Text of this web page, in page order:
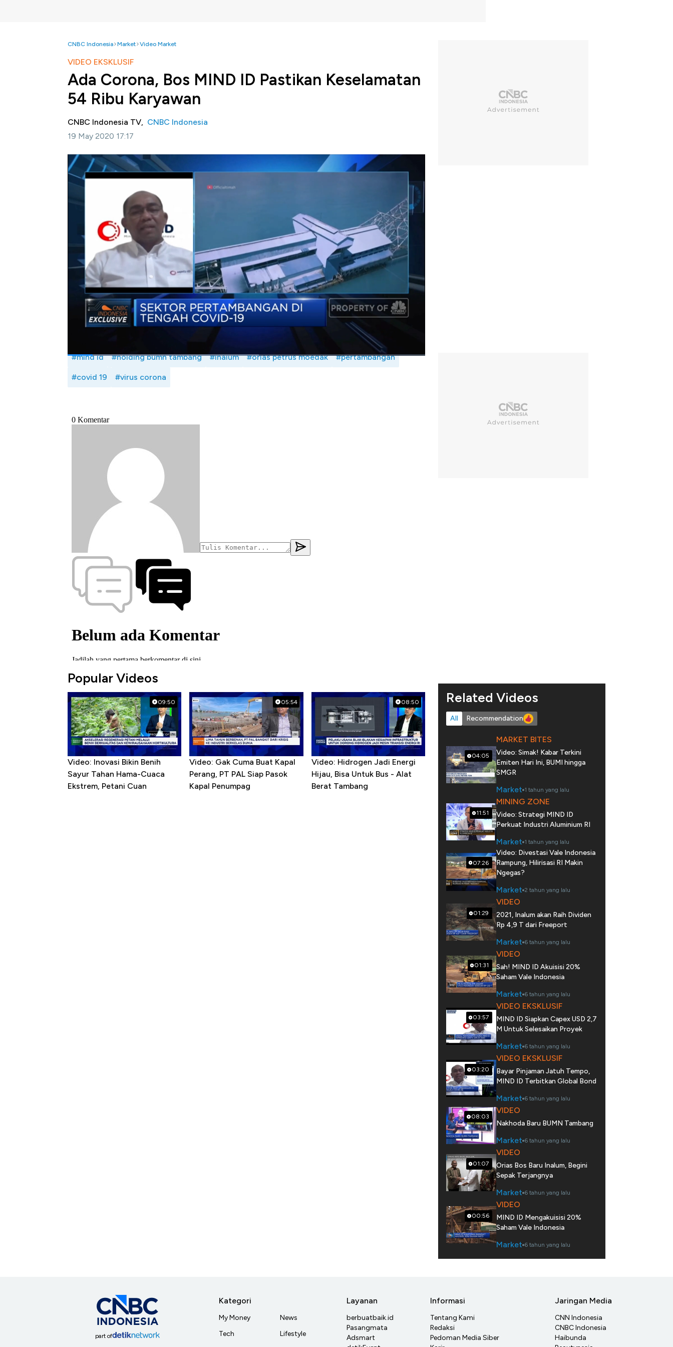
CNBC Indonesia Market Video Market
VIDEO EKSKLUSIF
Ada Corona, Bos MIND ID Pastikan Keselamatan
54 Ribu Karyawan
CNBC Indonesia TV, CNBC Indonesia
19 May 2020 17:17
Jakarta, CNBC Indonesia-
Pelemahan harga komoditas dan turunnya demand, disebut Direktur
utama MIND ID, Orias Petrus Moedak sebagai salah satu dampak pandemi covid-19 bagi sektor
pertambangan. Dimana dalam upaya menjaga kepercayan investor pada industri tambang, maka
MIND ID menyampaikan setiap perkembangan yang terjadi, dimana langkah ini mampu diterima baik
oleh pasar dan hal ini juga tercermin dari baiknya penyerapan global bond yang diterbitkan Inalum.
Namun di tengah tekanan corona terhadap supply chain, MIND ID memastikan untuk tetap menjaga
keamanan dan kesehatan seluruh bagian dari perusahaan termasuk 54.000 karyawan agar seminimal
mungkin terhindar dari dampak wabah pandemi. Selengkapnya saksikan dialog Erwin Surya Brata
dengan Direktur utama MIND ID, Orias Petrus Moedak dalam Squawk Box, CNBC Indonesia (Selasa,
19/05/2020)
Bagikan:
#mind id #holding bumn tambang #inalum #orias petrus moedak #pertambangan
#covid 19 #virus corona
Popular Videos
09:50
Video: Inovasi Bikin Benih
Sayur Tahan Hama-Cuaca
Ekstrem, Petani Cuan
05:54
Video: Gak Cuma Buat Kapal
Perang, PT PAL Siap Pasok
Kapal Penumpag
08:50
Video: Hidrogen Jadi Energi
Hijau, Bisa Untuk Bus - Alat
Berat Tambang
Related Videos
All Recommendation
04:05
MARKET BITES
Video: Simak! Kabar Terkini
Emiten Hari Ini, BUMI hingga
SMGR
Market 1 tahun yang lalu
11:51
MINING ZONE
Video: Strategi MIND ID
Perkuat Industri Aluminium RI
Market 1 tahun yang lalu
07:26
Video: Divestasi Vale Indonesia
Rampung, Hilirisasi RI Makin
Ngegas?
Market 2 tahun yang lalu
01:29
VIDEO
2021, Inalum akan Raih Dividen
Rp 4,9 T dari Freeport
Market 6 tahun yang lalu
01:31
VIDEO
Sah! MIND ID Akuisisi 20%
Saham Vale Indonesia
Market 6 tahun yang lalu
03:57
VIDEO EKSKLUSIF
MIND ID Siapkan Capex USD 2,7
M Untuk Selesaikan Proyek
Market 6 tahun yang lalu
03:20
VIDEO EKSKLUSIF
Bayar Pinjaman Jatuh Tempo,
MIND ID Terbitkan Global Bond
Market 6 tahun yang lalu
08:03
VIDEO
Nakhoda Baru BUMN Tambang
Market 6 tahun yang lalu
01:07
VIDEO
Orias Bos Baru Inalum, Begini
Sepak Terjangnya
Market 6 tahun yang lalu
00:56
VIDEO
MIND ID Mengakuisisi 20%
Saham Vale Indonesia
Market 6 tahun yang lalu
part of
Kategori
My Money
Tech
News
Lifestyle
Layanan
berbuatbaik.id
Pasangmata
Adsmart
Informasi
Tentang Kami
Redaksi
Pedoman Media Siber
Jaringan Media
CNN Indonesia
CNBC Indonesia
Haibunda